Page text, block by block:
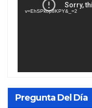
v=EhSPkop8KPY&_=2
Pregunta Del Día